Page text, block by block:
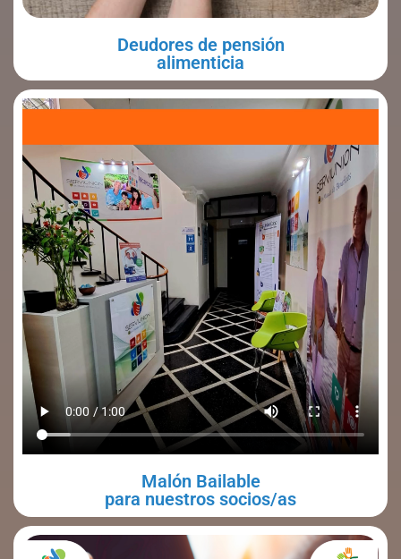
Deudores de pensión
alimenticia
Malón Bailable
para nuestros socios/as